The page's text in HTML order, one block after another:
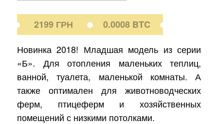
2199 ГРН
0.0008 BTC
Новинка 2018! Младшая модель из серии
«Б». Для отопления маленьких теплиц,
ванной, туалета, маленькой комнаты. А
также оптимален для животноводческих
ферм, птицеферм и хозяйственных
помещений с низкими потолками.